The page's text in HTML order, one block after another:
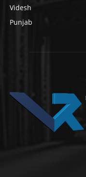
Videsh
Punjab